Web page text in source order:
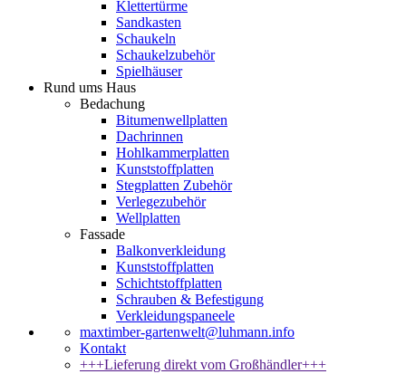
Klettertürme
Sandkasten
Schaukeln
Schaukelzubehör
Spielhäuser
Rund ums Haus
Bedachung
Bitumenwellplatten
Dachrinnen
Hohlkammerplatten
Kunststoffplatten
Stegplatten Zubehör
Verlegezubehör
Wellplatten
Fassade
Balkonverkleidung
Kunststoffplatten
Schichtstoffplatten
Schrauben & Befestigung
Verkleidungspaneele
maxtimber-gartenwelt@luhmann.info
Kontakt
+++Lieferung direkt vom Großhändler+++